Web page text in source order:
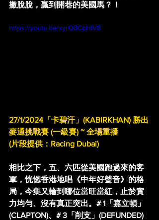
撇脫脫，贏到開巷的美國馬？！
https://youtu.be/xyrQ8CoHIV8
27/1/2024「卡碧汗」(KABIRKHAN) 勝出
麥通挑戰賽 (一級賽) ~ 全場重播
(片段提供：Racing Dubai)
相比之下，五、六匹從美國跑過來的客
軍，恍惚香港地唱《中年好聲音》的格
局，今集又輪到哪位當旺當紅，止於實
力均勻、沒有真正突出。# 1「嘉立頓」
(CLAPTON)、# 3「削支」(DEFUNDED)